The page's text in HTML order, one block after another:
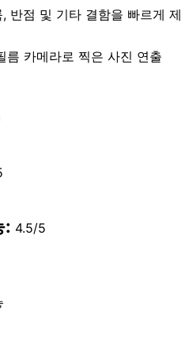
반점 및 기타 결함을 빠르게 제
름 카메라로 찍은 사진 연출
: 4.5/5